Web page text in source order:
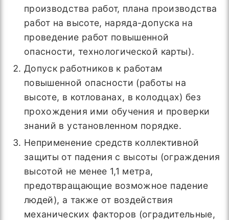
производства работ, плана производства
работ на высоте, наряда-допуска на
проведение работ повышенной
опасности, технологической карты).
Допуск работников к работам
повышенной опасности (работы на
высоте, в котлованах, в колодцах) без
прохождения ими обучения и проверки
знаний в установленном порядке.
Неприменение средств коллективной
защиты от падения с высоты (ограждения
высотой не менее 1,1 метра,
предотвращающие возможное падение
людей), а также от воздействия
механических факторов (оградительные,